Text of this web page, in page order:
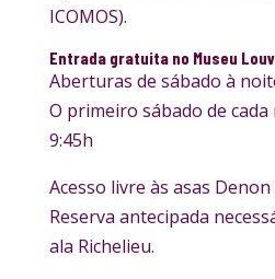
ICOMOS).
Entrada gratuita no Museu
Aberturas de sábado à
O primeiro sábado de cada
9:45h
Acesso livre às asas Denon
Reserva antecipada
ala Richelieu.